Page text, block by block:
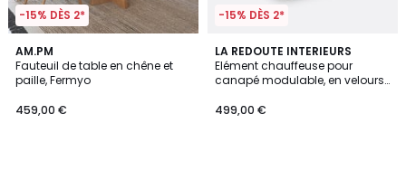
-15% DÈS 2*
AM.PM
Fauteuil de table en chêne et
paille, Fermyo
459,00 €
4,4
/ 5
-15% DÈS 2*
LA REDOUTE INTERIEURS
Elément chauffeuse pour
canapé modulable, en velours
499,00 €
5
/
5
3
Couleurs